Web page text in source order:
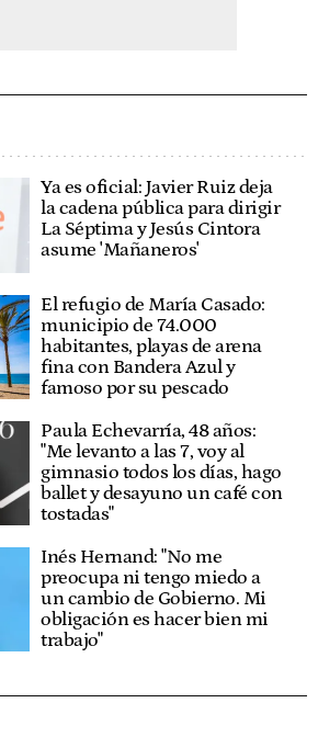
Ya es oficial: Javier Ruiz deja
la cadena pública para dirigir
La Séptima y Jesús Cintora
asume 'Mañaneros'
El refugio de María Casado:
municipio de 74.000
habitantes, playas de arena
fina con Bandera Azul y
famoso por su pescado
Paula Echevarría, 48 años:
"Me levanto a las 7, voy al
gimnasio todos los días, hago
ballet y desayuno un café con
tostadas"
Inés Hernand: "No me
preocupa ni tengo miedo a
un cambio de Gobierno. Mi
obligación es hacer bien mi
trabajo"